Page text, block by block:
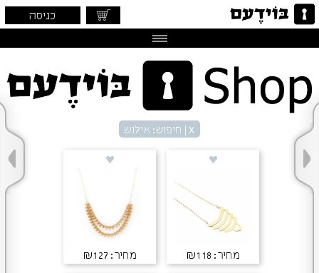
כניסה
x| חיפוש: אילוש
מחיר: ₪118 מחיר: ₪127